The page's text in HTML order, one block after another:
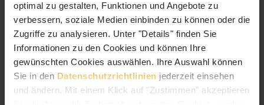
optimal zu gestalten, Funktionen und Angebote zu
verbessern, soziale Medien einbinden zu können oder die
Zugriffe zu analysieren. Unter "Details" finden Sie
Informationen zu den Cookies und können Ihre
gewünschten Cookies auswählen. Ihre Auswahl können
Sie in den Datenschutzrichtlinien jederzeit einsehen
und ändern. Mit einem Klick auf "Zustimmen" akzeptieren
Art der Nutzung*
Privat
Gewerblich
Sicherheitsabfrage (Ergebnis ins Feld eintragen)